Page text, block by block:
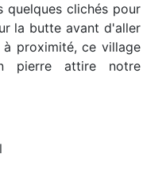
quelques clichés pour
la butte avant d'aller
à proximité, ce village
pierre attire notre